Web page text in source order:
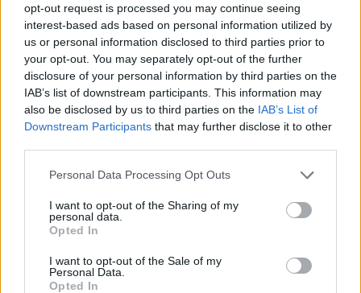
opt-out request is processed you may continue seeing
interest-based ads based on personal information utilized by
us or personal information disclosed to third parties prior to
your opt-out. You may separately opt-out of the further
disclosure of your personal information by third parties on the
IAB’s list of downstream participants. This information may
also be disclosed by us to third parties on the IAB’s List of
Downstream Participants that may further disclose it to other
Please note that this website/app uses one or more Google
not limited to your visit or usage behaviour. You may click to
grant or deny consent to Google and its third-party tags to
use your data for below specified purposes in below Google
consent section.
Personal Data Processing Opt Outs
I want to opt-out of the Sharing of my
personal data.
Opted In
I want to opt-out of the Sale of my
Personal Data.
Opted In
Notizie in tempo reale?
Entra nel canale telegram di
GalluraOggi.it
Inviaci le tue segnalazioni,
i tuoi video e le tue foto
Su WhatsApp al numero +39